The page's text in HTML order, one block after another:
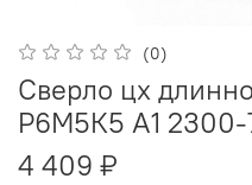
(0)
Сверло цх
Р6М5К5 A1
4 409 ₽